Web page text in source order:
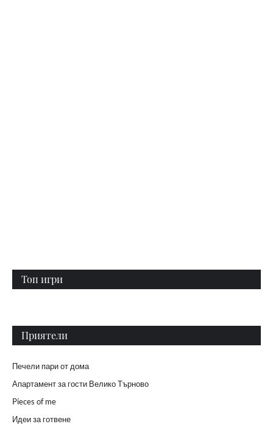
Топ игри
Приятели
Печели пари от дома
Апартамент за гости Велико Търново
Pieces of me
Идеи за готвене